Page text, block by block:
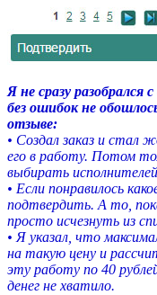
Я не сразу
без ошибок не
отзыве:
• Создал заказ и стал
его в работу. Потом
выбирать
• Если понравилось
подтвердить. А то,
просто исчезнуть из
• Я указал, что
на такую цену и
эту работу по 40
денег не хватило.